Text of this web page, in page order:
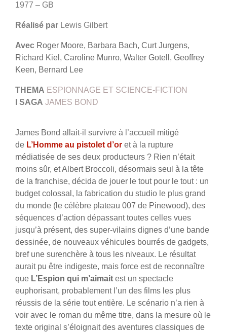
1977 – GB
Réalisé par Lewis Gilbert
Avec Roger Moore, Barbara Bach, Curt Jurgens,
Richard Kiel, Caroline Munro, Walter Gotell, Geoffrey
Keen, Bernard Lee
THEMA ESPIONNAGE ET SCIENCE-FICTION
SAGA JAMES BOND
James Bond allait-il survivre à l’accueil mitigé
de L’Homme au pistolet d’or et à la rupture
médiatisée de ses deux producteurs ? Rien n’était
moins sûr, et Albert Broccoli, désormais seul à la tête
de la franchise, décida de jouer le tout pour le tout : un
budget colossal, la fabrication du studio le plus grand
du monde (le célèbre plateau 007 de Pinewood), des
séquences d’action dépassant toutes celles vues
jusqu’à présent, des super-vilains dignes d’une bande
dessinée, de nouveaux véhicules bourrés de gadgets,
bref une surenchère à tous les niveaux. Le résultat
aurait pu être indigeste, mais force est de reconnaître
que L’Espion qui m’aimait est un spectacle
euphorisant, probablement l’un des films les plus
réussis de la série tout entière. Le scénario n’a rien à
voir avec le roman du même titre, dans la mesure où le
texte original s’éloignait des aventures classiques de